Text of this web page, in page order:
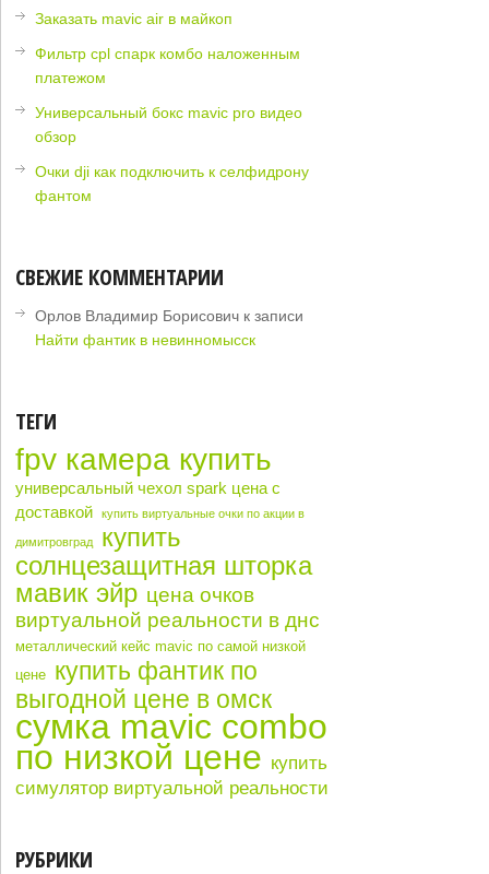
Заказать mavic air в майкоп
Фильтр cpl спарк комбо наложенным
платежом
Универсальный бокс mavic pro видео
обзор
Очки dji как подключить к селфидрону
фантом
СВЕЖИЕ КОММЕНТАРИИ
Орлов Владимир Борисович к записи
Найти фантик в невинномысск
ТЕГИ
fpv камера купить
универсальный чехол spark цена с
доставкой
купить виртуальные очки по акции в
димитровград
купить
солнцезащитная шторка
мавик эйр цена очков
виртуальной реальности в днс
металлический кейс mavic по самой низкой
цене купить фантик по
выгодной цене в омск
сумка mavic combo
по низкой цене купить
симулятор виртуальной реальности
РУБРИКИ